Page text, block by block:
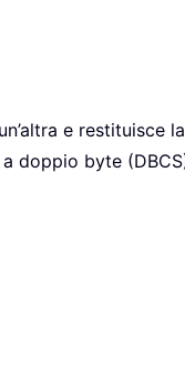
e restituisce
doppio byte